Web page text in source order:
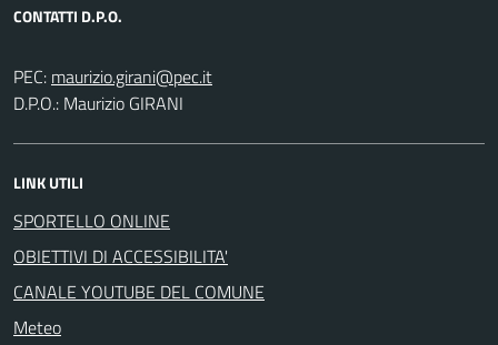
CONTATTI D.P.O.
PEC:
D.P.O.: Maurizio GIRANI
LINK UTILI
SPORTELLO ONLINE
OBIETTIVI DI ACCESSIBILITA'
CANALE YOUTUBE DEL COMUNE
Meteo